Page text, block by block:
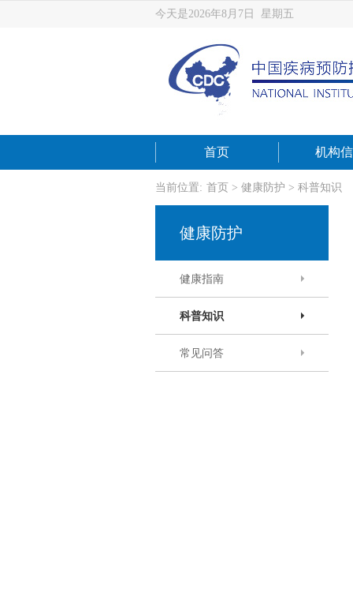
今天是2026年8月7日 星期五
首页 机构
当前位置: 首页 > 健康防护 > 科普知识
健康防护
健康指南
科普知识
常见问答